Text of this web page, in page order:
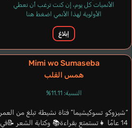
Pickering Denise
إنجليزي
الأنميات كل يوم، إن كنت ترغب أن نعطي
الأولوية لهذا الأنمي اضغط هنا
إبلاغ
Mimi wo Sumaseba
همس القلب
النسبة: 11.11%
“شيزوكو تسوكيشيما” فتاة نشيطة تبلغ من العمر
14 عامًا 👧تستمتع بقراءة📚 وكتابة الشعر 📝في